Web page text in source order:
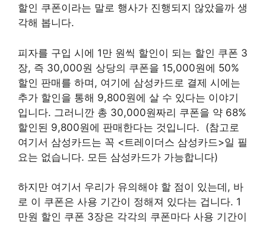
할인 쿠폰이라는 말로 행사가 진행되지 않았을까 생
각해 봅니다.
피자를 구입 시에 1만 원씩 할인이 되는 할인 쿠폰 3
장, 즉 30,000원 상당의 쿠폰을 15,000원에 50%
할인 판매를 하며, 여기에 삼성카드로 결제 시에는
추가 할인을 통해 9,800원에 살 수 있다는 이야기
입니다. 그러니깐 총 30,000원짜리 쿠폰을 약 68%
할인된 9,800원에 판매한다는 것입니다. (참고로
여기서 삼성카드는 꼭 <트레이더스 삼성카드>일 필
요는 없습니다. 모든 삼성카드가 가능합니다)
하지만 여기서 우리가 유의해야 할 점이 있는데, 바
로 이 쿠폰은 사용 기간이 정해져 있다는 겁니다. 1
만원 할인 쿠폰 3장은 각각의 쿠폰마다 사용 기간이